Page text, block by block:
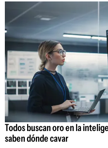
Todos buscan oro en la
saben dónde cavar